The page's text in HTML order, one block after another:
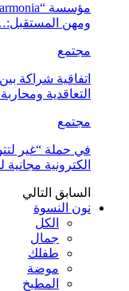
ومهن
مجتمع
اتفاقية شراكة
التعاقدية
مجتمع
في حملة “غير
الكترونية
السابق التالي
نون النسوة
الكل
جمال
طفلك
موضة
المطبخ